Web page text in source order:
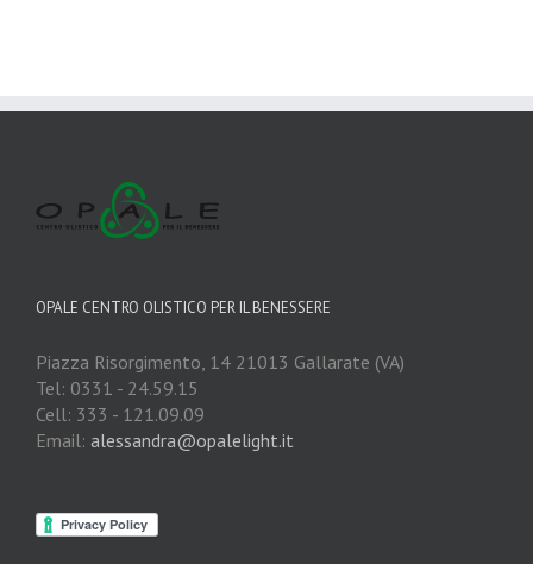
OPALE CENTRO OLISTICO PER IL BENESSERE
Piazza Risorgimento, 14 21013 Gallarate (VA)
Tel: 0331 - 24.59.15
Cell: 333 - 121.09.09
Email: alessandra@opalelight.it